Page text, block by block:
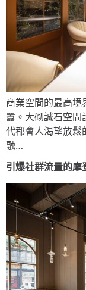
商業空間的最高境
囂。大砌誠石空間
代都會人渴望放鬆
融…
引爆社群流量的摩